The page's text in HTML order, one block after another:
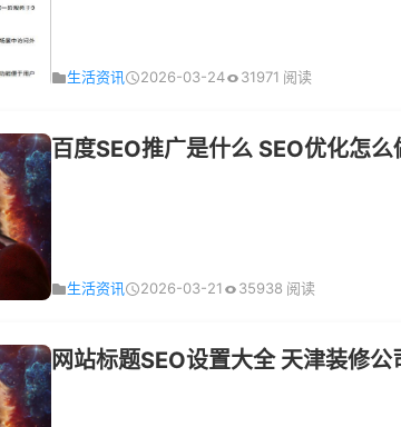
生活资讯 2026-03-24 31971 阅读
百度SEO推广是什么 SEO优化怎么
生活资讯 2026-03-21 35938 阅读
网站标题SEO设置大全 天津装修